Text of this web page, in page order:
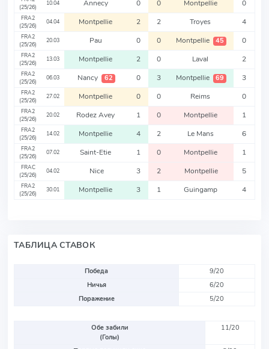
(25/26)
10.04 Annecy 0 0 Montpellie 0
FRA2
(25/26)
04.04 Montpellie 2 2 Troyes 4
FRA2
(25/26)
20.03 Pau 0 0 Montpellie 45 0
FRA2
(25/26)
13.03 Montpellie 2 0 Laval 2
FRA2
(25/26)
06.03 Nancy 62 0 3 Montpellie 69 3
FRA2
(25/26)
27.02 Montpellie 0 0 Reims 0
FRA2
(25/26)
20.02 Rodez Avey 1 0 Montpellie 1
FRA2
(25/26)
14.02 Montpellie 4 2 Le Mans 6
FRA2
(25/26)
07.02 Saint-Etie 1 0 Montpellie 1
FRAC
(25/26)
04.02 Nice 3 2 Montpellie 5
FRA2
(25/26)
30.01 Montpellie 3 1 Guingamp 4
ТАБЛИЦА СТАВОК
Победа
9/20
Ничья
6/20
Поражение
5/20
Обе забили
(Голы)
11/20